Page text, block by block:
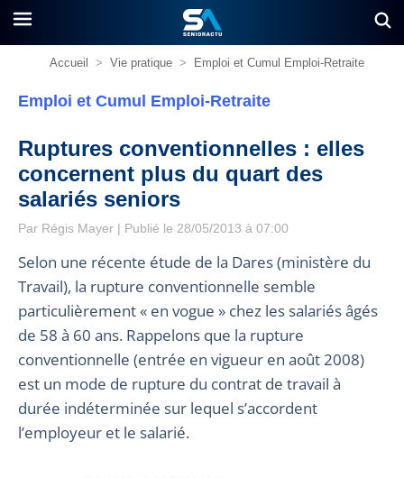
Accueil > Vie pratique > Emploi et Cumul Emploi-Retraite
Emploi et Cumul Emploi-Retraite
Ruptures conventionnelles : elles
concernent plus du quart des
salariés seniors
Par Régis Mayer | Publié le 28/05/2013 à 07:00
Selon une récente étude de la Dares (ministère du
Travail), la rupture conventionnelle semble
particulièrement « en vogue » chez les salariés âgés
de 58 à 60 ans. Rappelons que la rupture
conventionnelle (entrée en vigueur en août 2008)
est un mode de rupture du contrat de travail à
durée indéterminée sur lequel s’accordent
l’employeur et le salarié.